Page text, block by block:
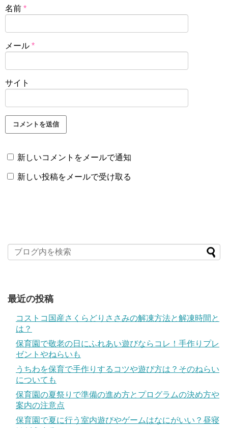
名前 *
メール *
サイト
新しいコメントをメールで通知
新しい投稿をメールで受け取る
最近の投稿
コストコ国産さくらどりささみの解凍方法と解凍時間と
は？
保育園で敬老の日にふれあい遊びならコレ！手作りプレ
ゼントやねらいも
うちわを保育で手作りするコツや遊び方は？そのねらい
についても
保育園の夏祭りで準備の進め方とプログラムの決め方や
案内の注意点
保育園で夏に行う室内遊びやゲームはなにがいい？昼寝